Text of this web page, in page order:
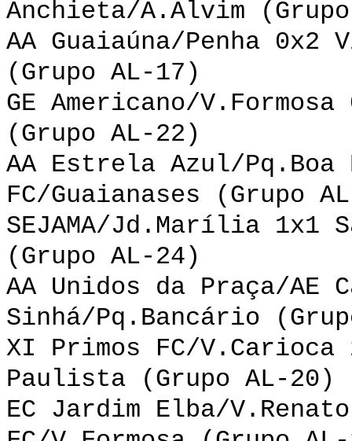
Anchieta/A.Alvim
AA Guaiaúna/Penha 0x2
(Grupo AL-17)
GE Americano/
(Grupo AL-22)
AA Estrela Azul/Pq.Boa
FC/Guaianases (Grupo
SEJAMA/Jd.Marília 1x1
(Grupo AL-24)
AA Unidos da Praça/AE
Sinhá/Pq.Bancário
XI Primos FC/
Paulista (Grupo AL-20)
EC Jardim Elba/